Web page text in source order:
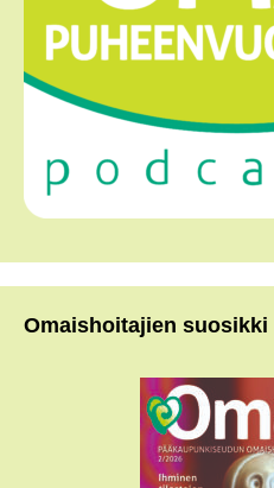
Omaishoitajien suosikki